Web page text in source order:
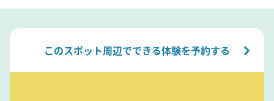
このスポット周辺でできる体験を予約する